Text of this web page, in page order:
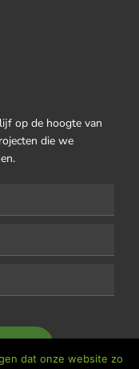
op de hoogte van
die we
dat onze website zo